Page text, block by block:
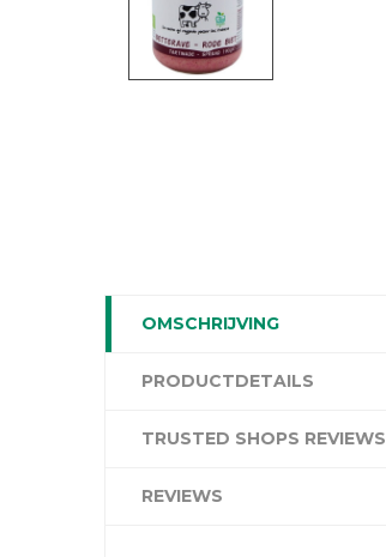
OMSCHRIJVING
PRODUCTDETAILS
TRUSTED SHOPS REVIEWS
REVIEWS